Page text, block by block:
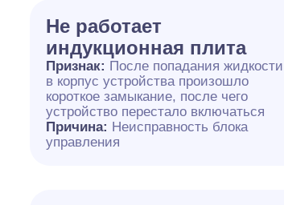
Не работает
индукционная плита
Признак: После попадания жидкости
в корпус устройства произошло
короткое замыкание, после чего
устройство перестало включаться
Причина: Неисправность блока
управления